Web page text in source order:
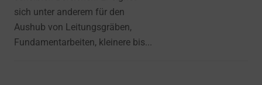
sich unter anderem für den
Aushub von Leitungsgräben,
Fundamentarbeiten, kleinere bis...